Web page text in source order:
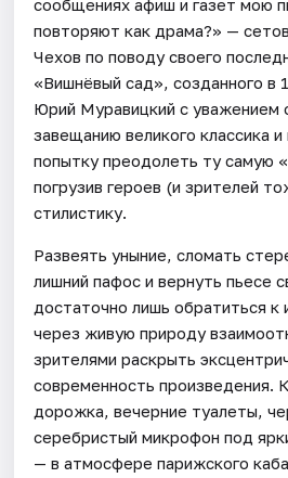
сообщениях афиш и газет мою
повторяют как драма?» —
Чехов по поводу своего
«Вишнёвый сад», созданного в
Юрий Муравицкий с уважением
завещанию великого классика
попытку преодолеть ту самую
погрузив героев (и зрителей
стилистику.
Развеять уныние, сломать
лишний пафос и вернуть пьесе
достаточно лишь обратиться к
через живую природу
зрителями раскрыть
современность произведения.
дорожка, вечерние туалеты,
серебристый микрофон под
— в атмосфере парижского